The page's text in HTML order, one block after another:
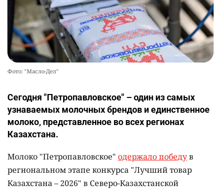
Фото: "Масло-Дел"
Сегодня "Петропавловское" – один из самых
узнаваемых молочных брендов и единственное
молоко, представленное во всех регионах
Казахстана.
Молоко "Петропавловское" одержало победув
региональном этапе конкурса "Лучший товар
Казахстана – 2026" в Северо-Казахстанской